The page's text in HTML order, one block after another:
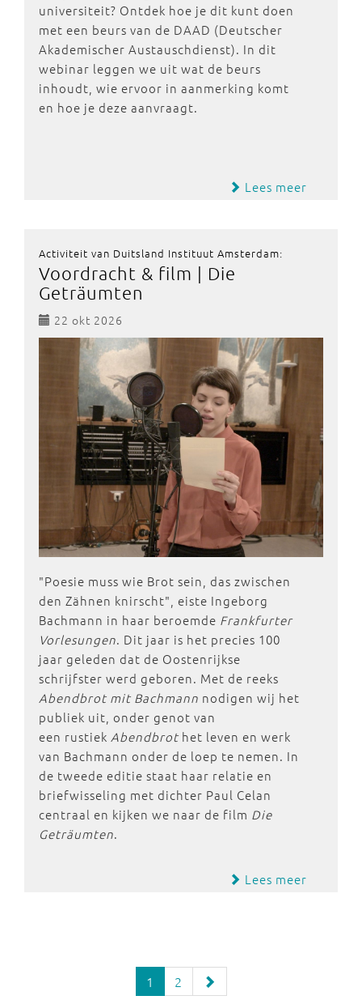
universiteit? Ontdek hoe je dit kunt doen
met een beurs van de DAAD (Deutscher
Akademischer Austauschdienst). In dit
webinar leggen we uit wat de beurs
inhoudt, wie ervoor in aanmerking komt
en hoe je deze aanvraagt.
Lees meer
Activiteit van Duitsland Instituut Amsterdam:
Voordracht & film | Die
Geträumten
22 okt 2026
"Poesie muss wie Brot sein, das zwischen
den Zähnen knirscht", eiste Ingeborg
Bachmann in haar beroemde Frankfurter
Vorlesungen. Dit jaar is het precies 100
jaar geleden dat de Oostenrijkse
schrijfster werd geboren. Met de reeks
Abendbrot mit Bachmann nodigen wij het
publiek uit, onder genot van
een rustiek Abendbrot het leven en werk
van Bachmann onder de loep te nemen. In
de tweede editie staat haar relatie en
briefwisseling met dichter Paul Celan
centraal en kijken we naar de film Die
Geträumten.
Lees meer
1 2